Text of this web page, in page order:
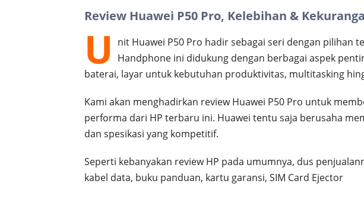
Review Huawei P50 Pro, Kelebihan &
U
nit Huawei P50 Pro hadir sebagai seri dengan pilihan
Handphone ini didukung dengan berbagai aspek
baterai, layar untuk kebutuhan produktivitas, multitasking
Kami akan menghadirkan review Huawei P50 Pro untuk
performa dari HP terbaru ini. Huawei tentu saja berusaha
dan spesikasi yang kompetitif.
Seperti kebanyakan review HP pada umumnya, dus
kabel data, buku panduan, kartu garansi, SIM Card Ejector